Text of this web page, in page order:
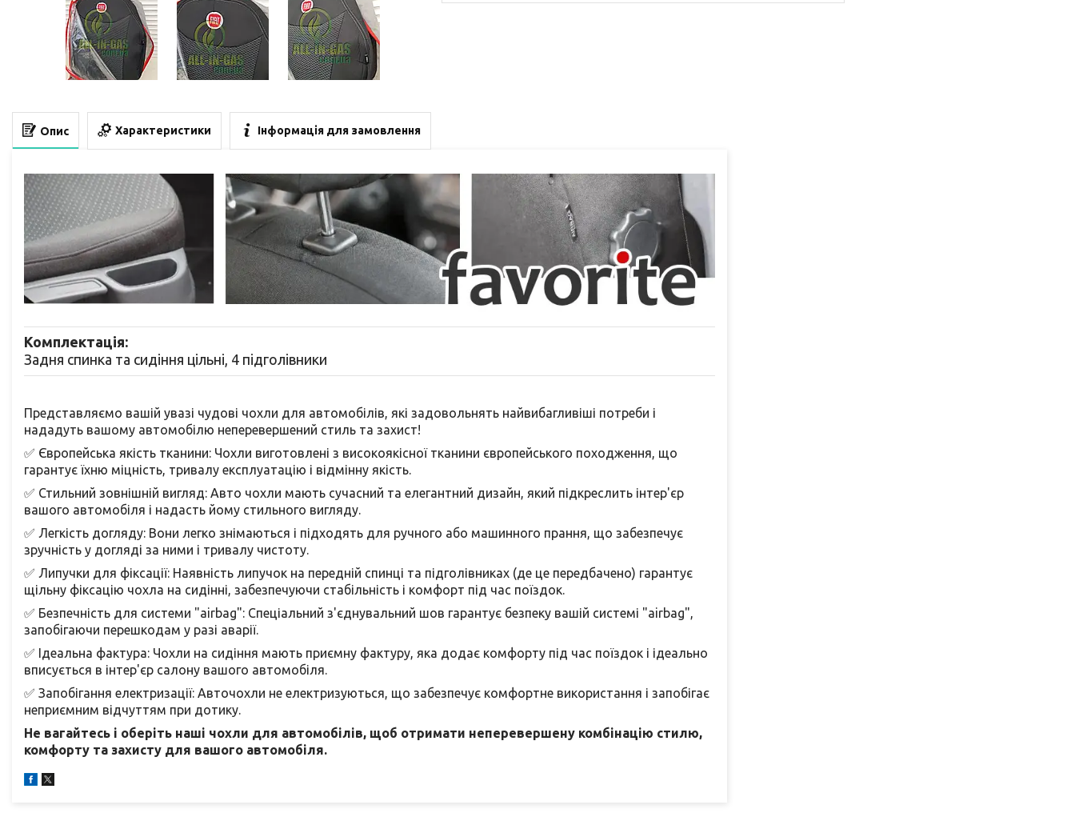
Опис Характеристики Інформація для замовлення
Комплектація:
Задня спинка та сидіння цільні, 4 підголівники
Представляємо вашій увазі чудові чохли для автомобілів, які задовольнять найвибагливіші потреби і
нададуть вашому автомобілю неперевершений стиль та захист!
✅ Європейська якість тканини: Чохли виготовлені з високоякісної тканини європейського походження, що
гарантує їхню міцність, тривалу експлуатацію і відмінну якість.
✅ Стильний зовнішній вигляд: Авто чохли мають сучасний та елегантний дизайн, який підкреслить інтер'єр
вашого автомобіля і надасть йому стильного вигляду.
✅ Легкість догляду: Вони легко знімаються і підходять для ручного або машинного прання, що забезпечує
зручність у догляді за ними і тривалу чистоту.
✅ Липучки для фіксації: Наявність липучок на передній спинці та підголівниках (де це передбачено) гарантує
щільну фіксацію чохла на сидінні, забезпечуючи стабільність і комфорт під час поїздок.
✅ Безпечність для системи "airbag": Спеціальний з'єднувальний шов гарантує безпеку вашій системі "airbag",
запобігаючи перешкодам у разі аварії.
✅ Ідеальна фактура: Чохли на сидіння мають приємну фактуру, яка додає комфорту під час поїздок і ідеально
вписується в інтер'єр салону вашого автомобіля.
✅ Запобігання електризації: Авточохли не електризуються, що забезпечує комфортне використання і запобігає
неприємним відчуттям при дотику.
Не вагайтесь і оберіть наші чохли для автомобілів, щоб отримати неперевершену комбінацію стилю,
комфорту та захисту для вашого автомобіля.